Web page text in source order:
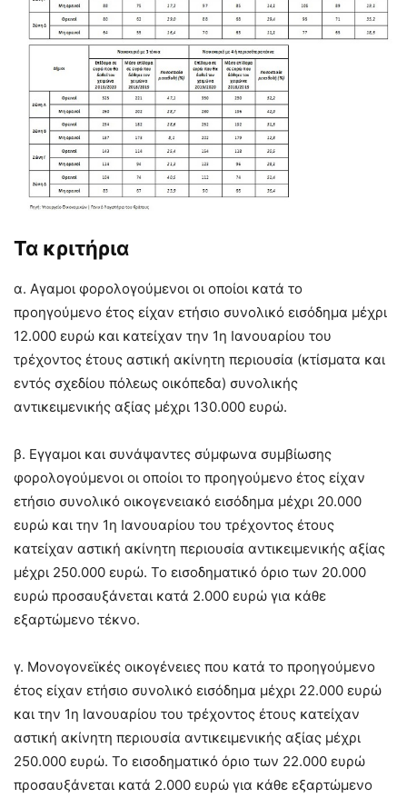
Τα κριτήρια
α. Αγαμοι φορολογούμενοι οι οποίοι κατά το
προηγούμενο έτος είχαν ετήσιο συνολικό εισόδημα μέχρι
12.000 ευρώ και κατείχαν την 1η Ιανουαρίου του
τρέχοντος έτους αστική ακίνητη περιουσία (κτίσματα και
εντός σχεδίου πόλεως οικόπεδα) συνολικής
αντικειμενικής αξίας μέχρι 130.000 ευρώ.
β. Εγγαμοι και συνάψαντες σύμφωνα συμβίωσης
φορολογούμενοι οι οποίοι το προηγούμενο έτος είχαν
ετήσιο συνολικό οικογενειακό εισόδημα μέχρι 20.000
ευρώ και την 1η Ιανουαρίου του τρέχοντος έτους
κατείχαν αστική ακίνητη περιουσία αντικειμενικής αξίας
μέχρι 250.000 ευρώ. Το εισοδηματικό όριο των 20.000
ευρώ προσαυξάνεται κατά 2.000 ευρώ για κάθε
εξαρτώμενο τέκνο.
γ. Μονογονεϊκές οικογένειες που κατά το προηγούμενο
έτος είχαν ετήσιο συνολικό εισόδημα μέχρι 22.000 ευρώ
και την 1η Ιανουαρίου του τρέχοντος έτους κατείχαν
αστική ακίνητη περιουσία αντικειμενικής αξίας μέχρι
250.000 ευρώ. Το εισοδηματικό όριο των 22.000 ευρώ
προσαυξάνεται κατά 2.000 ευρώ για κάθε εξαρτώμενο